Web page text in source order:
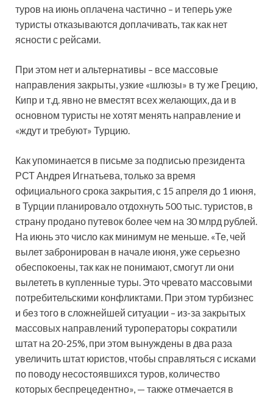
туров на июнь оплачена частично – и теперь уже
туристы отказываются доплачивать, так как нет
ясности с рейсами.
При этом нет и альтернативы – все массовые
направления закрыты, узкие «шлюзы» в ту же Грецию,
Кипр и т.д. явно не вместят всех желающих, да и в
основном туристы не хотят менять направление и
«ждут и требуют» Турцию.
Как упоминается в письме за подписью президента
РСТ Андрея Игнатьева, только за время
официального срока закрытия, с 15 апреля до 1 июня,
в Турции планировало отдохнуть 500 тыс. туристов, в
страну продано путевок более чем на 30 млрд рублей.
На июнь это число как минимум не меньше. «Те, чей
вылет забронирован в начале июня, уже серьезно
обеспокоены, так как не понимают, смогут ли они
вылететь в купленные туры. Это чревато массовыми
потребительскими конфликтами. При этом турбизнес
и без того в сложнейшей ситуации – из-за закрытых
массовых направлений туроператоры сократили
штат на 20-25%, при этом вынуждены в два раза
увеличить штат юристов, чтобы справляться с исками
по поводу несостоявшихся туров, количество
которых беспрецедентно», — также отмечается в